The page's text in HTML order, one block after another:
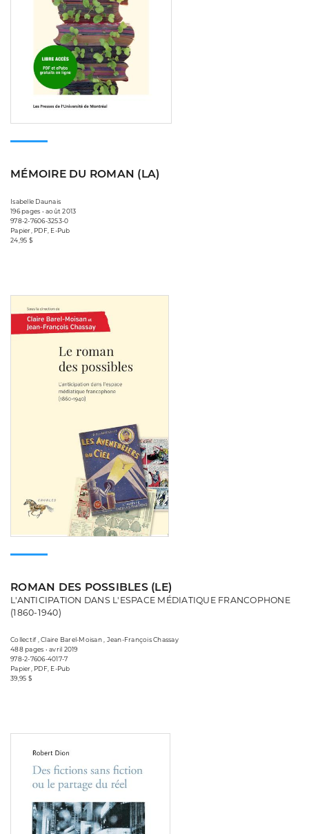
MÉMOIRE DU ROMAN (LA)
Isabelle Daunais
196 pages • août 2013
978-2-7606-3253-0
Papier, PDF, E-Pub
24,95 $
ROMAN DES POSSIBLES (LE)
L'ANTICIPATION DANS L'ESPACE MÉDIATIQUE FRANCOPHONE
(1860-1940)
Collectif , Claire Barel-Moisan , Jean-François Chassay
488 pages • avril 2019
978-2-7606-4017-7
Papier, PDF, E-Pub
39,95 $